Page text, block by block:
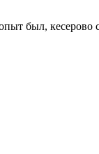
был, кесерово